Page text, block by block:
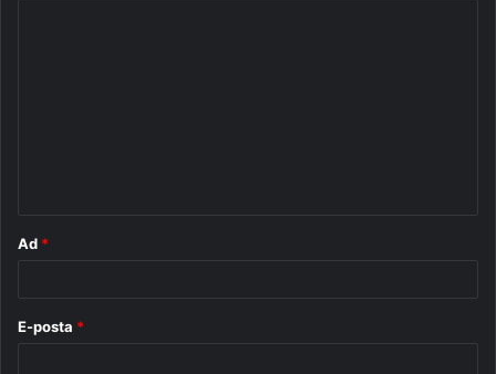
Ad *
E-posta *